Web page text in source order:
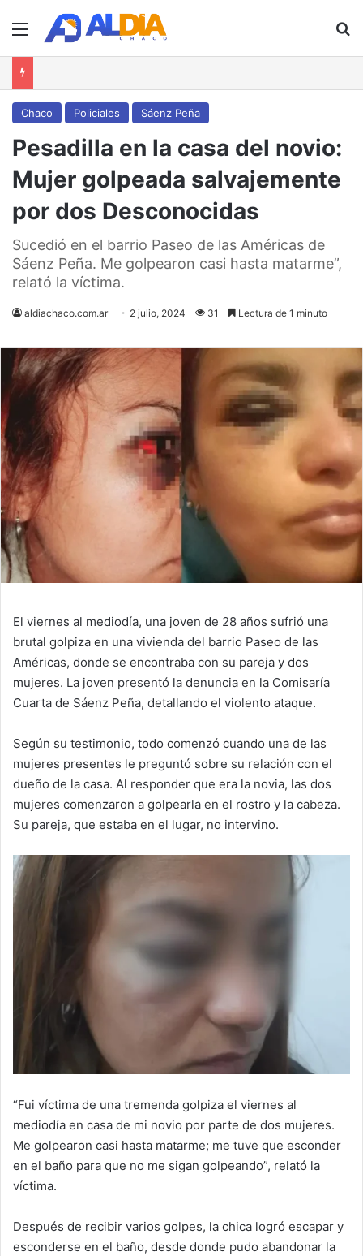
Menú
Chaco Policiales Sáenz Peña
Pesadilla en la casa del novio:
Mujer golpeada salvajemente
por dos Desconocidas
Sucedió en el barrio Paseo de las Américas de
Sáenz Peña. Me golpearon casi hasta matarme”,
relató la víctima.
aldiachaco.com.ar 2 julio, 2024 31 Lectura de 1 minuto
El viernes al mediodía, una joven de 28 años sufrió una
brutal golpiza en una vivienda del barrio Paseo de las
Américas, donde se encontraba con su pareja y dos
mujeres. La joven presentó la denuncia en la Comisaría
Cuarta de Sáenz Peña, detallando el violento ataque.
Según su testimonio, todo comenzó cuando una de las
mujeres presentes le preguntó sobre su relación con el
dueño de la casa. Al responder que era la novia, las dos
mujeres comenzaron a golpearla en el rostro y la cabeza.
Su pareja, que estaba en el lugar, no intervino.
“Fui víctima de una tremenda golpiza el viernes al
mediodía en casa de mi novio por parte de dos mujeres.
Me golpearon casi hasta matarme; me tuve que esconder
en el baño para que no me sigan golpeando”, relató la
víctima.
Después de recibir varios golpes, la chica logró escapar y
esconderse en el baño, desde donde pudo abandonar la